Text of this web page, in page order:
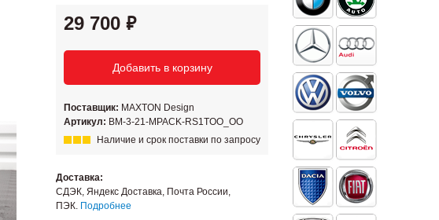
29 700
Поставщик: MAXTON Design
Артикул: BM-3-21-MPACK-RS1TOO_OO
Наличие и срок поставки по запросу
Доставка:
СДЭК, Яндекс Доставка, Почта России,
ПЭК. Подробнее